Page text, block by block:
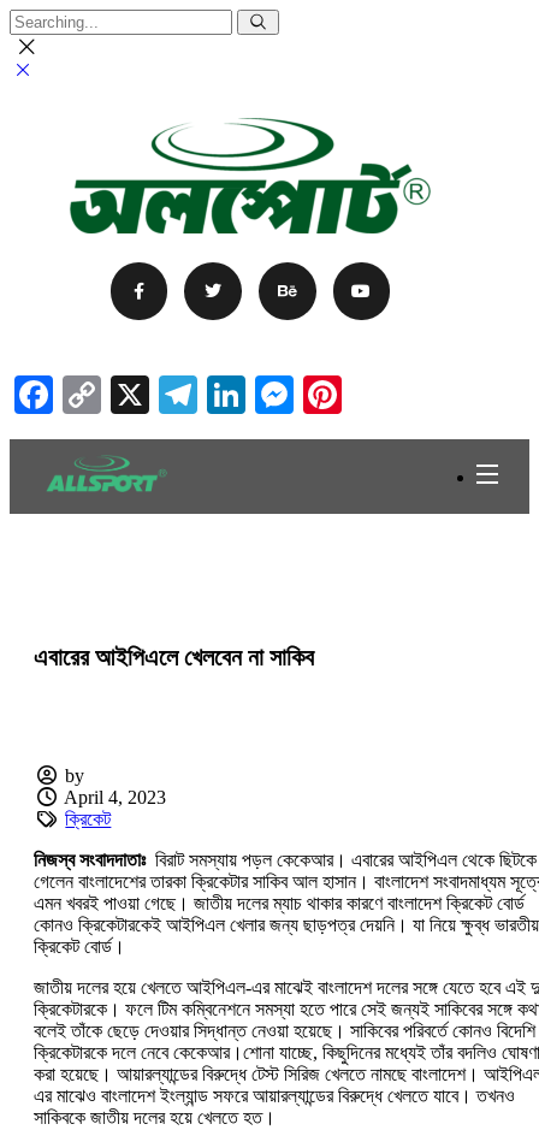
Facebook
Copy
Link
X Telegram
LinkedIn
Messenger
এবারের আইপিএলে খেলবেন না সাকিব
by
April 4, 2023
ক্রিকেট
নিজস্ব সংবাদদাতাঃ বিরাট সমস্যায় পড়ল কেকেআর। এবারের আইপিএল থেকে ছিটকে
গেলেন বাংলাদেশের তারকা ক্রিকেটার সাকিব আল হাসান। বাংলাদেশ সংবাদমাধ্যম
এমন খবরই পাওয়া গেছে। জাতীয় দলের ম্যাচ থাকার কারণে বাংলাদেশ ক্রিকেট বোর্ড
কোনও ক্রিকেটারকেই আইপিএল খেলার জন্য ছাড়পত্র দেয়নি। যা নিয়ে ক্ষুব্ধ ভারতীয়
ক্রিকেট বোর্ড।
জাতীয় দলের হয়ে খেলতে আইপিএল-এর মাঝেই বাংলাদেশ দলের সঙ্গে যেতে হবে এই
ক্রিকেটারকে। ফলে টিম কম্বিনেশনে সমস্যা হতে পারে সেই জন্যই সাকিবের সঙ্গে
বলেই তাঁকে ছেড়ে দেওয়ার সিদ্ধান্ত নেওয়া হয়েছে। সাকিবের পরিবর্তে কোনও বিদেশি
ক্রিকেটারকে দলে নেবে কেকেআর।শোনা যাচ্ছে, কিছুদিনের মধ্যেই তাঁর বদলিও ঘোষণা
করা হয়েছে। আয়ারল্যান্ডের বিরুদ্ধে টেস্ট সিরিজ খেলতে নামছে বাংলাদেশ।
এর মাঝেও বাংলাদেশ ইংল্যান্ড সফরে আয়ারল্যান্ডের বিরুদ্ধে খেলতে যাবে। তখনও
সাকিবকে জাতীয় দলের হয়ে খেলতে হত।